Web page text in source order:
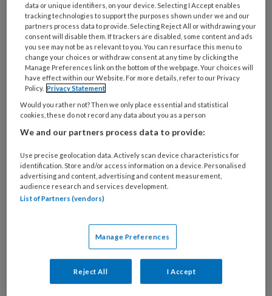
is dan professioneel? Verder
praten Macella, Frida en Sophie in
deze aflevering over workbesties
en de uurtarieven van 2027 die
nog steeds niet bekend zijn.
4 FEBRUARI 2022 ACHTERGROND
KWALITEIT
OPVANG
data or unique identifiers, on your device. Selecting I Accept enables
tracking technologies to support the purposes shown under we and our
partners process data to provide. Selecting Reject All or withdrawing your
consent will disable them. If trackers are disabled, some content and ads
you see may not be as relevant to you. You can resurface this menu to
change your choices or withdraw consent at any time by clicking the
Manage Preferences link on the bottom of the webpage. Your choices will
have effect within our Website. For more details, refer to our Privacy
Policy. Privacy Statement
Would you rather not? Then we only place essential and statistical
cookies, these do not record any data about you as a person
We and our partners process data to provide:
Use precise geolocation data. Actively scan device characteristics for
identification. Store and/or access information on a device. Personalised
advertising and content, advertising and content measurement,
audience research and services development.
List of Partners (vendors)
Manage Preferences
Reject All I Accept